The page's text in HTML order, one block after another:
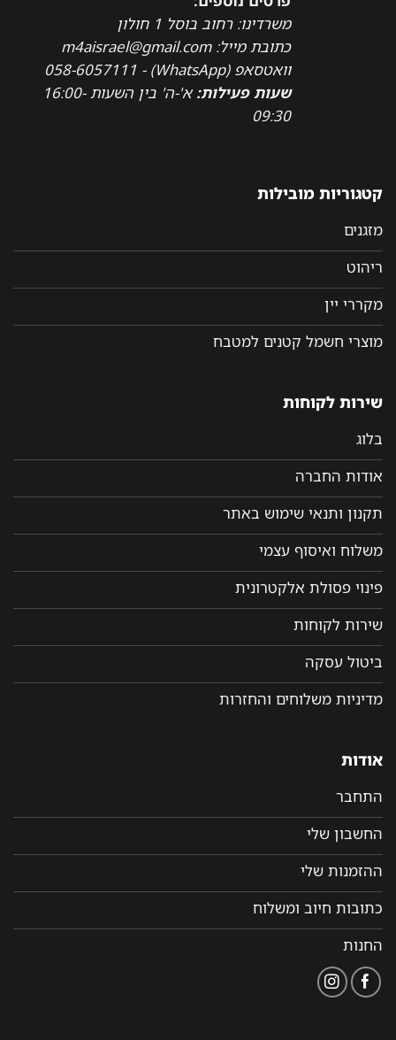
משרדינו: רחוב בוסל 1 חולון
כתובת מייל: m4aisrael@gmail.com
וואטסאפ (WhatsApp) - 058-6057111
שעות פעילות:
א'-ה' בין השעות 16:00-
09:30
קטגוריות מובילות
מזגנים
ריהוט
מקררי יין
מוצרי חשמל קטנים למטבח
שירות לקוחות
בלוג
אודות החברה
תקנון ותנאי שימוש באתר
משלוח ואיסוף עצמי
פינוי פסולת אלקטרונית
שירות לקוחות
ביטול עסקה
מדיניות משלוחים והחזרות
אודות
התחבר
החשבון שלי
ההזמנות שלי
כתובות חיוב ומשלוח
החנות